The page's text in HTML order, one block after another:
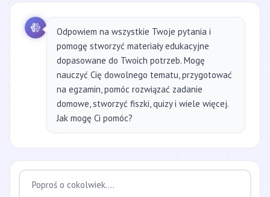
Odpowiem na wszystkie Twoje pytania i
pomogę stworzyć materiały edukacyjne
dopasowane do Twoich potrzeb. Mogę
nauczyć Cię dowolnego tematu, przygotować
na egzamin, pomóc rozwiązać zadanie
domowe, stworzyć fiszki, quizy i wiele więcej.
Jak mogę Ci pomóc?